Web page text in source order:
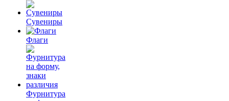
Сувениры
Флаги
Фурнитура